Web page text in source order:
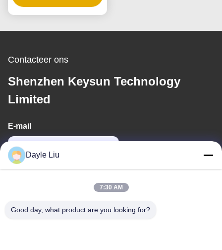
uitgangsspanningen
Contacteer ons
Shenzhen Keysun Technology
Limited
E-mail
Dayle Liu
7:30 AM
Good day, what product are you looking for?